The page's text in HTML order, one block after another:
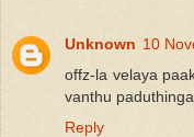
Unknown 10
offz-la velaya
vanthu
Reply